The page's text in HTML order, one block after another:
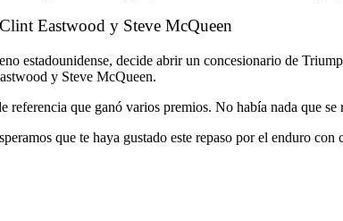
Eastwood y Steve McQueen
estadounidense, decide abrir un concesionario de
y Steve McQueen.
que ganó varios premios. No había nada que se
que te haya gustado este repaso por el enduro